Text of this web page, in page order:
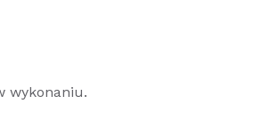
wykonaniu.